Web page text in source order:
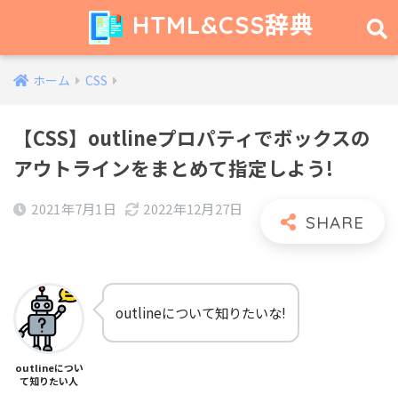
HTML&CSS辞典
ホーム CSS
【CSS】outlineプロパティでボックスの
アウトラインをまとめて指定しよう!
2021年7月1日 2022年12月27日
outlineについ
て知りたい人
outlineについて知りたいな!